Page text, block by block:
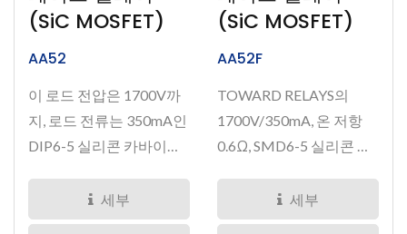
(SiC MOSFET)
AA52
이 로드 전압은 1700V까
지, 로드 전류는 350mA인
DIP6-5 실리콘 카바이드
세부
(SiC MOSFET)
AA52F
TOWARD RELAYS의
1700V/350mA, 온 저항
0.6Ω, SMD6-5 실리콘 카
세부